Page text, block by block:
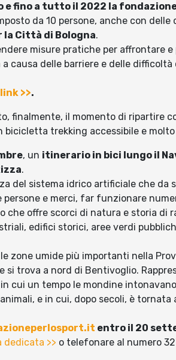
e fino a tutto il 2022 la
da 10 persone, anche con delle
la Città di Bologna.
misure pratiche per affrontare e
causa delle barriere e delle difficoltà
link >>.
finalmente, il momento di ripartire
bicicletta trekking accessibile e
, un itinerario in bici lungo il
.
del sistema idrico artificiale che da
persone e merci, far funzionare
offre scorci di natura e storia di
edifici storici, aree verdi
zone umide più importanti nella
si trova a nord di Bentivoglio.
cui un tempo le mondine
e in cui, dopo secoli, è tornata
entro il 20
dedicata >> o telefonare al numero